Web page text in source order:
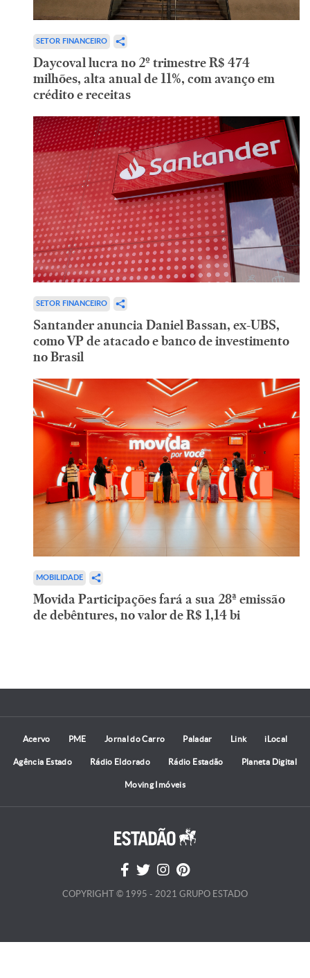
SETOR FINANCEIRO
Daycoval lucra no 2º trimestre R$ 474
milhões, alta anual de 11%, com avanço em
crédito e receitas
SETOR FINANCEIRO
Santander anuncia Daniel Bassan, ex-UBS,
como VP de atacado e banco de investimento
no Brasil
MOBILIDADE
Movida Participações fará a sua 28ª emissão
de debêntures, no valor de R$ 1,14 bi
Acervo PME Jornal do Carro Paladar Link iLocal
Agência Estado Rádio Eldorado Rádio Estadão Planeta Digital
Moving Imóveis
COPYRIGHT © 1995 - 2021 GRUPO ESTADO